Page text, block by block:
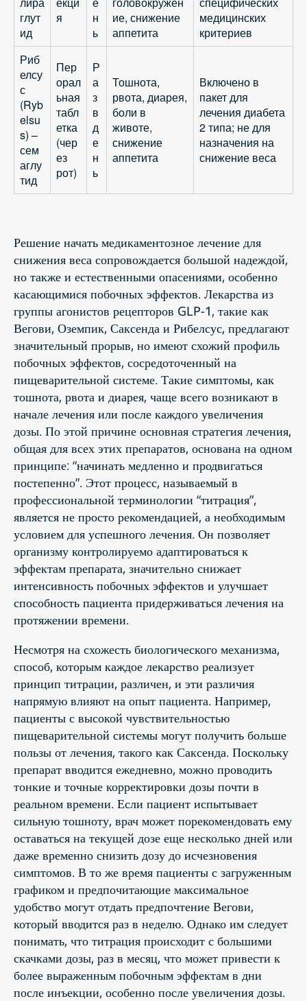
глут
ид
я
н
ь
ие, снижение
аппетита
медицинских
критериев
Риб
елсу
с
(Ryb
elsu
s) –
сем
аглу
тид
Пер
орал
ьная
табл
етка
(чер
ез
рот)
Р
а
з
в
д
е
н
ь
Тошнота,
рвота, диарея,
боли в
животе,
снижение
аппетита
Включено в
пакет для
лечения диабета
2 типа; не для
назначения на
снижение веса
Решение начать медикаментозное лечение для
снижения веса сопровождается большой надеждой,
но также и естественными опасениями, особенно
касающимися побочных эффектов. Лекарства из
группы агонистов рецепторов GLP-1, такие как
Вегови, Оземпик, Саксенда и Рибелсус, предлагают
значительный прорыв, но имеют схожий профиль
побочных эффектов, сосредоточенный на
пищеварительной системе. Такие симптомы, как
тошнота, рвота и диарея, чаще всего возникают в
начале лечения или после каждого увеличения
дозы. По этой причине основная стратегия лечения,
общая для всех этих препаратов, основана на одном
принципе: “начинать медленно и продвигаться
постепенно”. Этот процесс, называемый в
профессиональной терминологии “титрация”,
является не просто рекомендацией, а необходимым
условием для успешного лечения. Он позволяет
организму контролируемо адаптироваться к
эффектам препарата, значительно снижает
интенсивность побочных эффектов и улучшает
способность пациента придерживаться лечения на
протяжении времени.
Несмотря на схожесть биологического механизма,
способ, которым каждое лекарство реализует
принцип титрации, различен, и эти различия
напрямую влияют на опыт пациента. Например,
пациенты с высокой чувствительностью
пищеварительной системы могут получить больше
пользы от лечения, такого как Саксенда. Поскольку
препарат вводится ежедневно, можно проводить
тонкие и точные корректировки дозы почти в
реальном времени. Если пациент испытывает
сильную тошноту, врач может порекомендовать ему
оставаться на текущей дозе еще несколько дней или
даже временно снизить дозу до исчезновения
симптомов. В то же время пациенты с загруженным
графиком и предпочитающие максимальное
удобство могут отдать предпочтение Вегови,
который вводится раз в неделю. Однако им следует
понимать, что титрация происходит с большими
скачками дозы, раз в месяц, что может привести к
более выраженным побочным эффектам в дни
после инъекции, особенно после увеличения дозы.